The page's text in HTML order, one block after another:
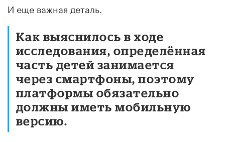
И еще важная деталь.
Как выяснилось в ходе
исследования, определённая
часть детей занимается
через смартфоны, поэтому
платформы обязательно
должны иметь мобильную
версию.